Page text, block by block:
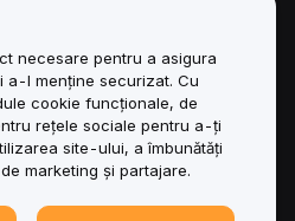
necesare pentru a asigura
a-l menține securizat. Cu
cookie funcționale, de
rețele sociale pentru a-ți
site-ului, a îmbunătăți
marketing și partajare.